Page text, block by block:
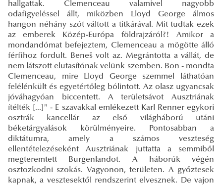
hallgattak. Clemenceau valamivel nagyobb
odafigyeléssel állt, miközben Lloyd George álmos
hangon néhány szót váltott a titkárával. Mit tudtak ezek
az emberek Közép-Európa földrajzáról?! Amikor a
mondandómat befejeztem, Clemenceau a mögötte álló
férfihoz fordult. Beneš volt az. Megrántotta a vállát, de
nem látszott elutasítónak velünk szemben. Bon - mondta
Clemenceau, mire Lloyd George szemmel láthatóan
felélénkült és egyetértőleg bólintott. Az olasz ugyancsak
jóváhagyóan biccentett. A területsávot Ausztriának
ítélték [...]" - E szavakkal emlékezett Karl Renner egykori
osztrák kancellár az első világháború utáni
béketárgyalások körülményeire. Pontosabban a
diktátumra, amely a számos veszteség
ellentételezéseként Ausztriának juttatta a semmiből
megteremtett Burgenlandot. A háborúk végén
osztozkodni szokás. Vagyonon, területen. A győztesek
kapnak, a vesztesektől rendszerint elvesznek. De vajon